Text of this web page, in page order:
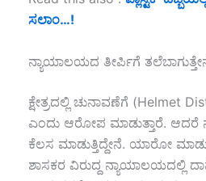
ಸಲಾಂ…!
ನ್ಯಾಯಾಲಯದ ತೀರ್ಪಿಗೆ
ಕ್ಷೇತ್ರದಲ್ಲಿ ಚುನಾವಣೆಗೆ (Helmet
ಎಂದು ಆರೋಪ ಮಾಡುತ್ತಾರೆ. ಆದರೆ
ಕೆಲಸ ಮಾಡುತ್ತಿದ್ದೇನೆ. ಯಾರೋ
ಶಾಸಕರ ವಿರುದ್ದ ನ್ಯಾಯಾಲಯದಲ್ಲಿ